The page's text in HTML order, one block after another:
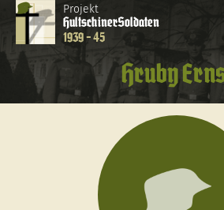
Projekt
HultschinerSoldaten
1939 - 45
Hruby